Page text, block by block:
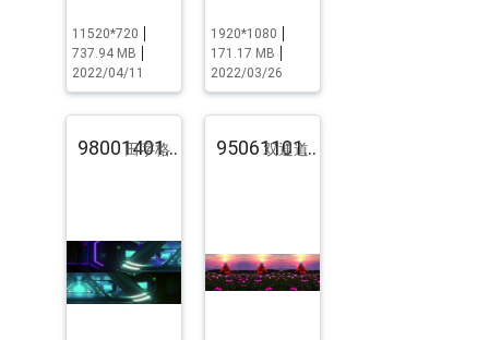
11520*720
737.94 MB
2022/04/11
1920*1080
171.17 MB
2022/03/26
98001401.pst.zip
田字格 95061101.pst.zip
双通道